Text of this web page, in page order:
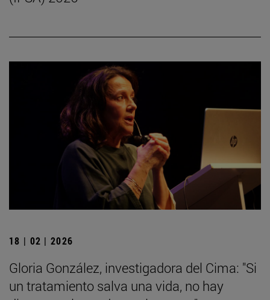
18 | 02 | 2026
Gloria González, investigadora del Cima: "Si
un tratamiento salva una vida, no hay